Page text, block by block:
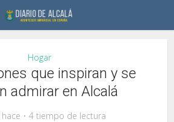
Hogar
que inspiran y se
admirar en Alcalá
4 tiempo de lectura